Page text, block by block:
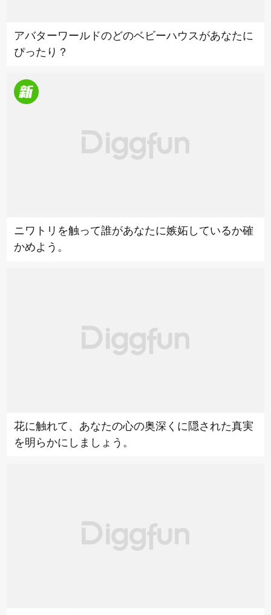
アバターワールドのどのベビーハウスがあなたに
ぴったり？
ニワトリを触って誰があなたに嫉妬しているか確
かめよう。
花に触れて、あなたの心の奥深くに隠された真実
を明らかにしましょう。